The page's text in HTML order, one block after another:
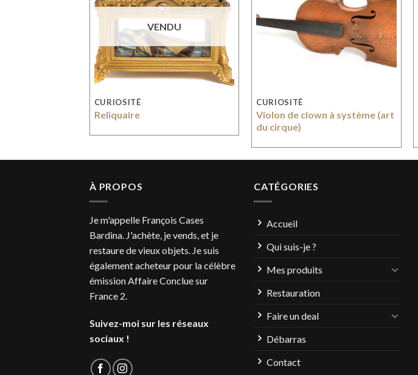
VENDU
CURIOSITÉ
Reliquaire
CURIOSITÉ
Violon de clown à système (art
du cirque)
À PROPOS
Je m'appelle François Cases
Bardina. J'achète, je vends, et je
restaure de vieux objets. Je suis
également acheteur pour la célèbre
émission Affaire Conclue sur
France 2.
Suivez-moi sur les réseaux
sociaux !
CATÉGORIES
Accueil
Qui suis-je ?
Mes produits
Restauration
Faire un deal
Débarras
Contact